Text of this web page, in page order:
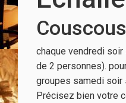
chaque vendredi
de 2 personnes).
groupes samedi soir
Précisez bien votre